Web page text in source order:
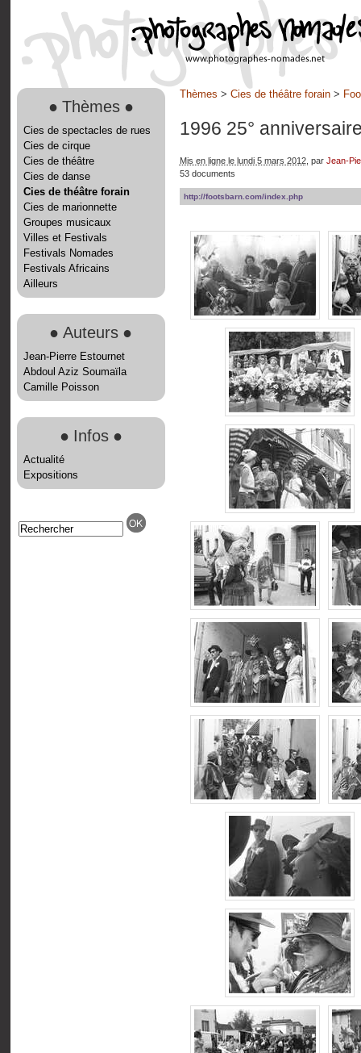
● Thèmes ●
Cies de spectacles de rues
Cies de cirque
Cies de théâtre
Cies de danse
Cies de théâtre forain
Cies de marionnette
Groupes musicaux
Villes et Festivals
Festivals Nomades
Festivals Africains
Ailleurs
● Auteurs ●
Jean-Pierre Estournet
Abdoul Aziz Soumaïla
Camille Poisson
● Infos ●
Actualité
Expositions
Thèmes > Cies de théâtre forain>
1996 25°
Mis en ligne le lundi 5 mars 2012, par Jean-
53 documents
http://footsbarn.com/index.php